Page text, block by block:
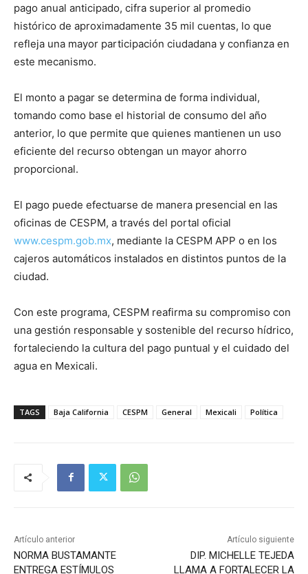
pago anual anticipado, cifra superior al promedio
histórico de aproximadamente 35 mil cuentas, lo que
refleja una mayor participación ciudadana y confianza en
este mecanismo.
El monto a pagar se determina de forma individual,
tomando como base el historial de consumo del año
anterior, lo que permite que quienes mantienen un uso
eficiente del recurso obtengan un mayor ahorro
proporcional.
El pago puede efectuarse de manera presencial en las
oficinas de CESPM, a través del portal oficial
www.cespm.gob.mx, mediante la CESPM APP o en los
cajeros automáticos instalados en distintos puntos de la
ciudad.
Con este programa, CESPM reafirma su compromiso con
una gestión responsable y sostenible del recurso hídrico,
fortaleciendo la cultura del pago puntual y el cuidado del
agua en Mexicali.
TAGS Baja California CESPM General Mexicali Política
Artículo anterior
NORMA BUSTAMANTE
ENTREGA ESTÍMULOS
Artículo siguiente
DIP. MICHELLE TEJEDA
LLAMA A FORTALECER LA